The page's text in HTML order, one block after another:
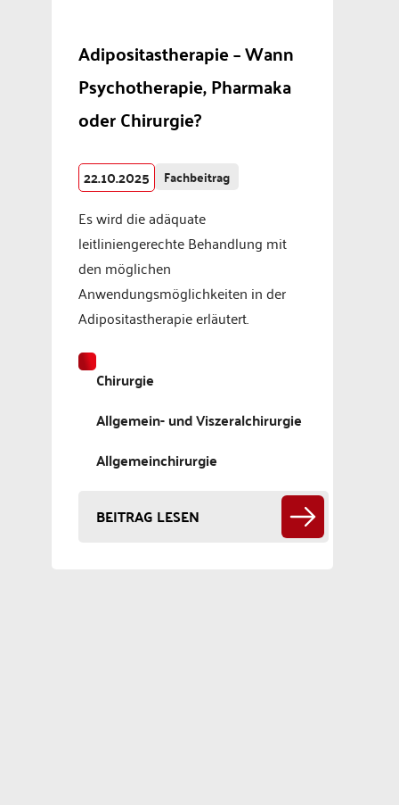
Adipositastherapie – Wann
Psychotherapie, Pharmaka
oder Chirurgie?
22.10.2025 Fachbeitrag
Es wird die adäquate
leitliniengerechte Behandlung mit
den möglichen
Anwendungsmöglichkeiten in der
Adipositastherapie erläutert.
Chirurgie
Allgemein- und Viszeralchirurgie
Allgemeinchirurgie
BEITRAG LESEN